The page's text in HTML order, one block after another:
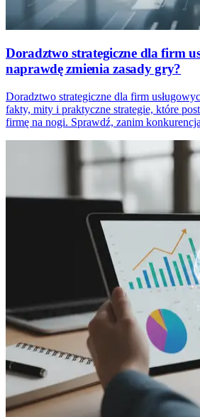
Doradztwo strategiczne dla firm
naprawdę zmienia zasady gry?
Doradztwo strategiczne dla firm
fakty, mity i praktyczne strategie, które
firmę na nogi. Sprawdź, zanim